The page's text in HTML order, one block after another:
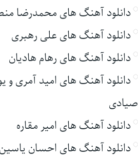
دانلود آهنگ های محمدرضا
دانلود آهنگ های علی رهبری
دانلود آهنگ های رهام هادیان
دانلود آهنگ های امید آمری
صیادی
دانلود آهنگ های امیر مقاره
دانلود آهنگ های احسان یاسین